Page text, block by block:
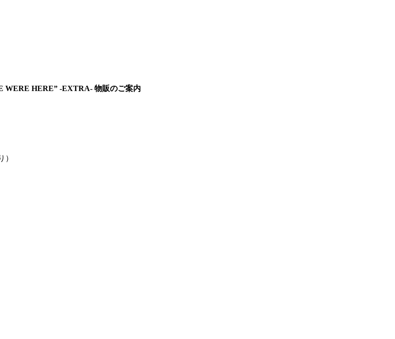
WERE HERE” -EXTRA- 物販のご案内